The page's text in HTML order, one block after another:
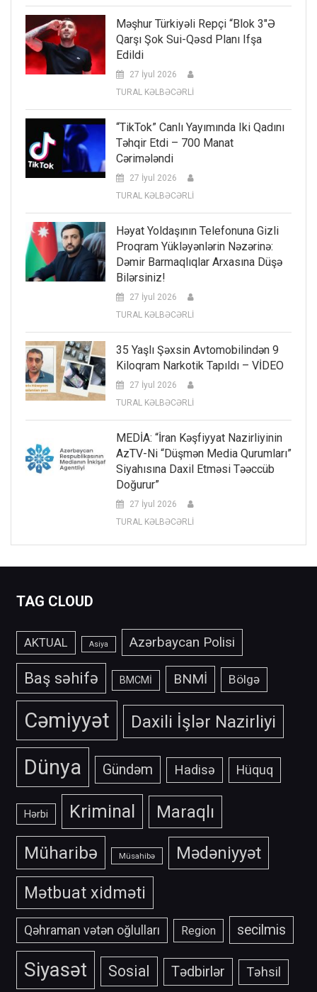
Məşhur Türkiyəli Repçi “Blok 3″ə
Qarşı Şok Sui-Qəsd Planı Ifşa
Edildi
27 İyul 2026
TURAL KƏLBƏCƏRLİ
“TikTok” Canlı Yayımında Iki Qadını
Təhqir Etdi – 700 Manat
Cərimələndi
27 İyul 2026
TURAL KƏLBƏCƏRLİ
Həyat Yoldaşının Telefonuna Gizli
Proqram Yükləyənlərin Nəzərinə:
Dəmir Barmaqlıqlar Arxasına Düşə
Bilərsiniz!
27 İyul 2026
TURAL KƏLBƏCƏRLİ
35 Yaşlı Şəxsin Avtomobilindən 9
Kiloqram Narkotik Tapıldı – VİDEO
27 İyul 2026
TURAL KƏLBƏCƏRLİ
MEDİA: “İran Kəşfiyyat Nazirliyinin
AzTV-Ni “düşmən Media Qurumları”
Siyahısına Daxil Etməsi Təəccüb
Doğurur”
27 İyul 2026
TURAL KƏLBƏCƏRLİ
TAG CLOUD
AKTUAL Asiya Azərbaycan Polisi
Baş səhifə BMCMİ BNMİ Bölgə
Cəmiyyət Daxili İşlər Nazirliyi
Dünya Gündəm Hadisə Hüquq
Hərbi Kriminal Maraqlı
Müharibə Müsahibə
Mədəniyyət
Mətbuat xidməti
Qəhraman vətən oğlulları Region secilmis
Siyasət Sosial Tədbirlər Təhsil